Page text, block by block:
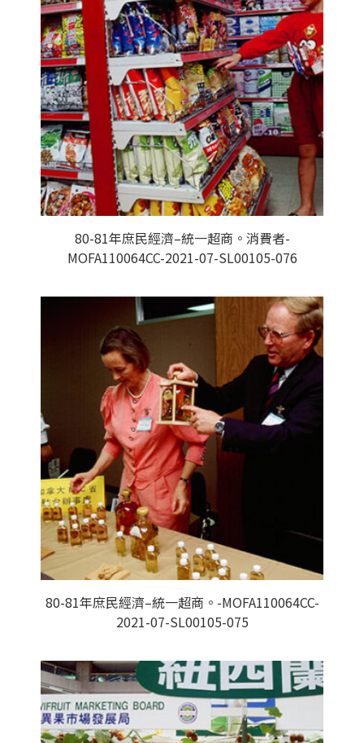
80-81年庶民經濟–統一超商。消費者-
MOFA110064CC-2021-07-SL00105-076
80-81年庶民經濟–統一超商。-MOFA110064CC-
2021-07-SL00105-075